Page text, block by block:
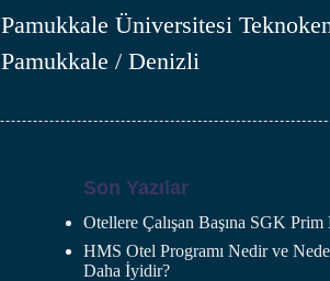
Pamukkale Üniversitesi
Pamukkale / Denizli
Son Yazılar
Otellere Çalışan Başına SGK
HMS Otel Programı Nedir ve
Daha İyidir?